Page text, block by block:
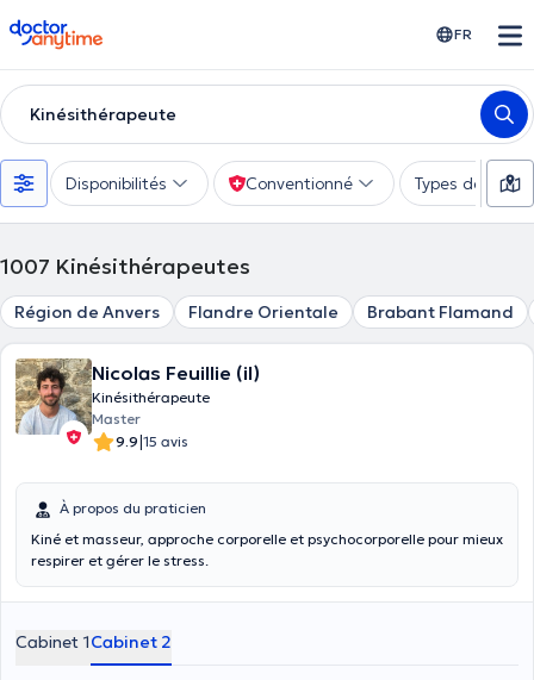
doctoranytime FR
Kinésithérapeute
Disponibilités Conventionné Types de
1007 Kinésithérapeutes
Région de Anvers Flandre Orientale Brabant Flamand
Nicolas Feuillie (il)
Kinésithérapeute
Master
9.9|15 avis
À propos du praticien
Kiné et masseur, approche corporelle et psychocorporelle pour mieux
respirer et gérer le stress.
Cabinet 1Cabinet 2